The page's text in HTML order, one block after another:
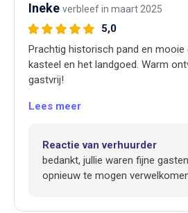
Ineke verbleef in maart 2025
5,0
Prachtig historisch pand en
kasteel en het landgoed. Warm
gastvrij!
Lees meer
Reactie van verhuurder
bedankt, jullie waren fijne
opnieuw te mogen